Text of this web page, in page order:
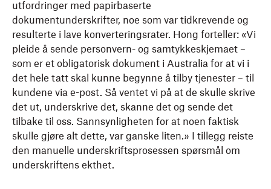
utfordringer med papirbaserte
dokumentunderskrifter, noe som var tidkrevende og
resulterte i lave konverteringsrater. Hong forteller: «Vi
pleide å sende personvern- og samtykkeskjemaet –
som er et obligatorisk dokument i Australia for at vi i
det hele tatt skal kunne begynne å tilby tjenester – til
kundene via e-post. Så ventet vi på at de skulle skrive
det ut, underskrive det, skanne det og sende det
tilbake til oss. Sannsynligheten for at noen faktisk
skulle gjøre alt dette, var ganske liten.» I tillegg reiste
den manuelle underskriftsprosessen spørsmål om
underskriftens ekthet.